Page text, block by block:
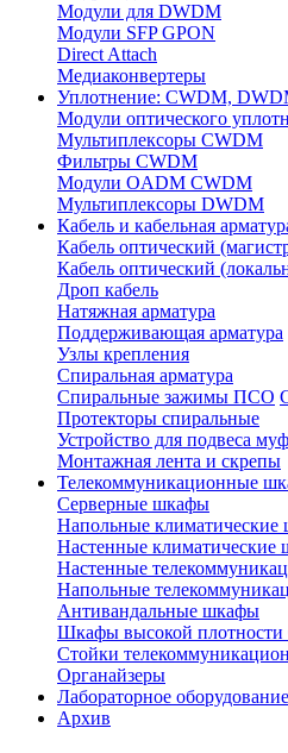
Модули для DWDM
Модули SFP GPON
Direct Attach
Медиаконвертеры
Уплотнение: CWDM,
Модули оптического
Мультиплексоры CWDM
Фильтры CWDM
Модули OADM CWDM
Мультиплексоры DWDM
Кабель и кабельная
Кабель оптический
Кабель оптический
Дроп кабель
Натяжная арматура
Поддерживающая арматура
Узлы крепления
Спиральная арматура
Спиральные зажимы ПСО
Протекторы спиральные
Устройство для подвеса
Монтажная лента и скрепы
Телекоммуникационные
Серверные шкафы
Напольные
Настенные климатические
Настенные
Напольные
Антивандальные шкафы
Шкафы высокой
Стойки
Органайзеры
Лабораторное оборудование
Архив